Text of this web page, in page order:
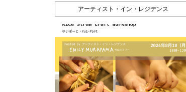
アーティスト・イン・レジデンス